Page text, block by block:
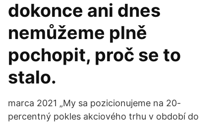
dokonce ani dnes
nemůžeme plně
pochopit, proč se to
stalo.
marca 2021 „My sa pozicionujeme na 20-
percentný pokles akciového trhu v období do